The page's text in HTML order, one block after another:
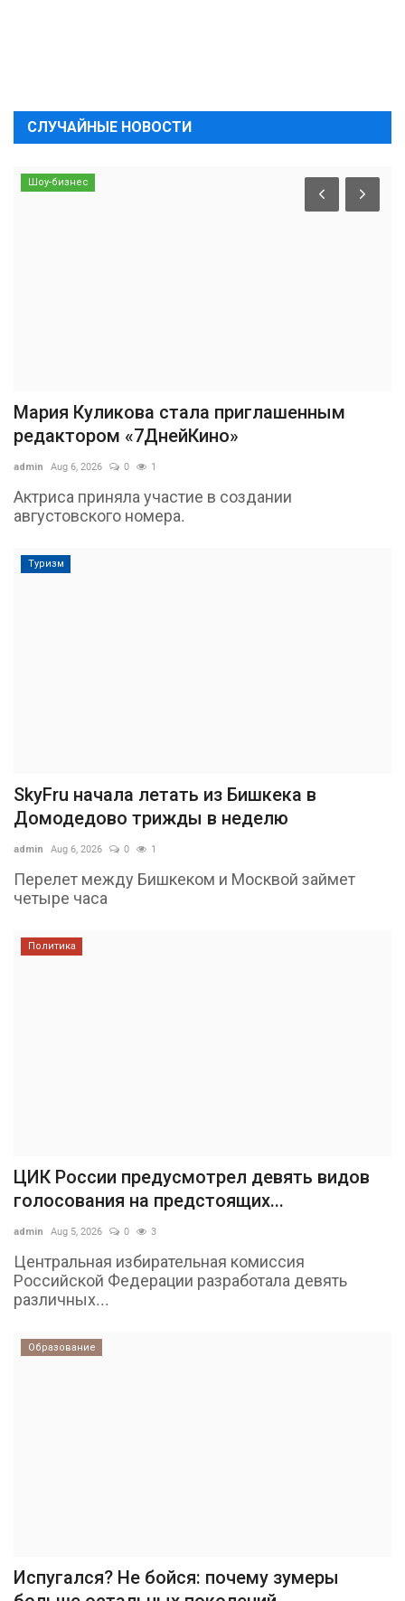
СЛУЧАЙНЫЕ НОВОСТИ
Шоу-бизнес
Мария Куликова стала приглашенным
редактором «7ДнейКино»
admin Aug 6, 2026 0 1
Актриса приняла участие в создании
августовского номера.
Туризм
SkyFru начала летать из Бишкека в
Домодедово трижды в неделю
admin Aug 6, 2026 0 1
Перелет между Бишкеком и Москвой займет
четыре часа
Политика
ЦИК России предусмотрел девять видов
голосования на предстоящих...
admin Aug 5, 2026 0 3
Центральная избирательная комиссия
Российской Федерации разработала девять
различных...
Образование
Испугался? Не бойся: почему зумеры